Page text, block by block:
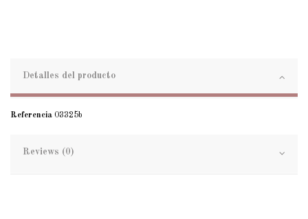
Detalles del producto
Referencia 03325b
Reviews (0)